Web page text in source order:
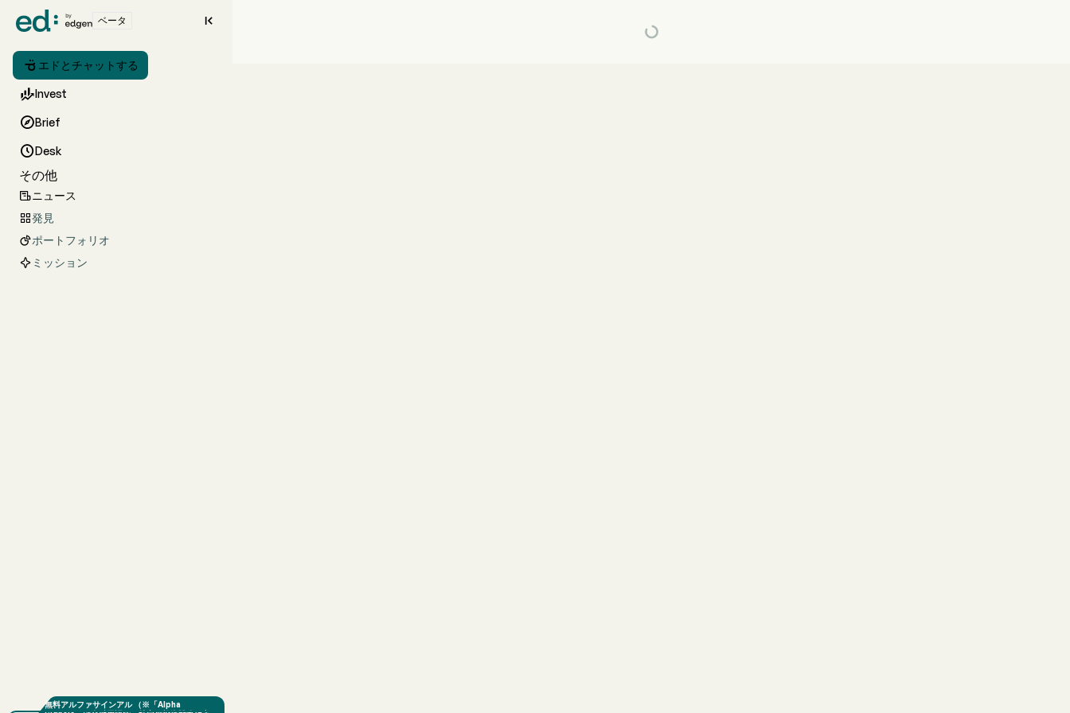
ベータ 
 エドとチャットする
Invest
Brief
Desk
その他
ニュース
発見
ポートフォリオ
ミッション